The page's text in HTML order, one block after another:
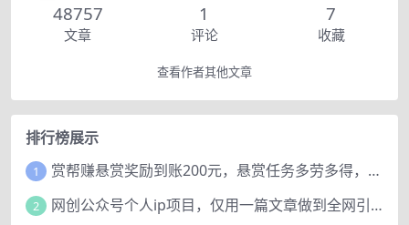
48757
文章
1
评论
7
收藏
查看作者其他文章
排行榜展示
1 赏帮赚悬赏奖励到账200元，悬赏任务多劳多得，人人可做。
2 网创公众号个人ip项目，仅用一篇文章做到全网引流！